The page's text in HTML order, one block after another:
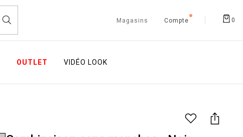
Magasins Compte 0
OUTLET VIDÉO LOOK